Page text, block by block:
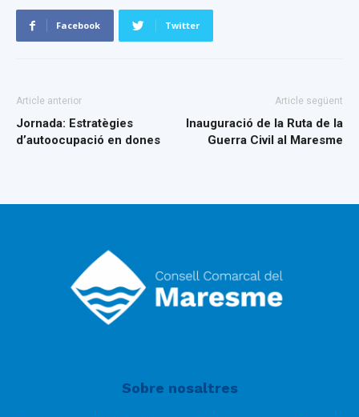
Facebook Twitter
Article anterior
Jornada: Estratègies
d’autoocupació en dones
Article següent
Inauguració de la Ruta de la
Guerra Civil al Maresme
Sobre nosaltres